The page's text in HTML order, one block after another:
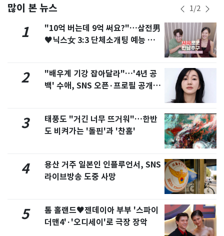
많이 본 뉴스 1/2
1
"10억 버는데 9억 써요?"…삼전男
♥닉스女 3:3 단체소개팅 예능 화
2
"배우계 기강 잡아달라"…'4년 공
백' 수애, SNS 오픈·프로필 공개
3
태풍도 "거긴 너무 뜨거워"…한반
도 비켜가는 '돌핀'과 '찬홈'
4
용산 거주 일본인 인플루언서, SNS
라이브방송 도중 사망
5
톰 홀랜드♥젠데이아 부부 '스파이
더맨4'·'오디세이'로 극장 장악